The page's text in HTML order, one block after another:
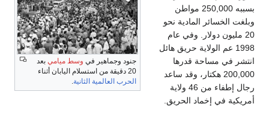
فيوسط مياميبعد
الثانية